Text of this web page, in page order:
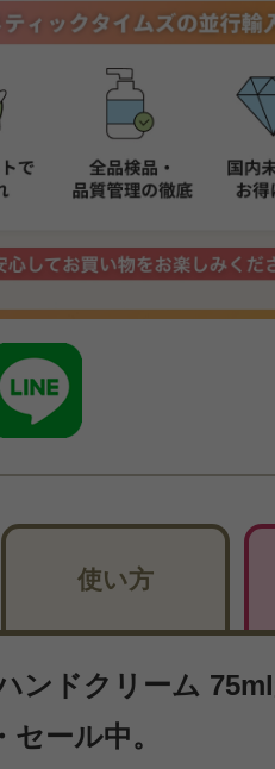
使い方
ンドクリーム
ール中。